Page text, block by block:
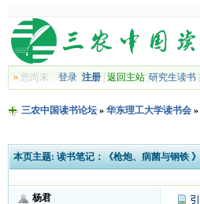
»您尚未 登录 注册| 返回主站| 研究生读书|
三农中国读书论坛» 华东理工大学读书会»
本页主题: 读书笔记：《枪炮、病菌与钢铁 》
杨君